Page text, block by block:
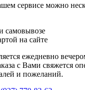
сервисе можно
самовывозе
на сайте
ежедневно
с Вами свяжется
и пожеланий.